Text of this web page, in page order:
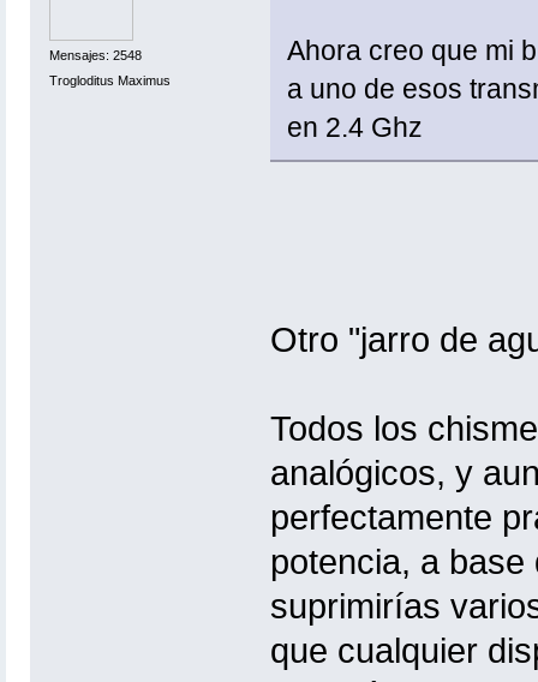
Mensajes: 2548
Trogloditus Maximus
Ahora creo que mi
a uno de esos
en 2.4 Ghz
Otro "jarro de
Todos los
analógicos, y
perfectamente
potencia, a
suprimirías
que cualquier